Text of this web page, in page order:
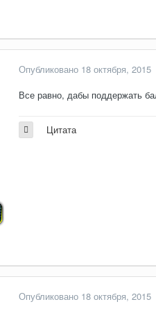
Опубликовано 18 октября, 2015
Все равно, дабы поддержать
Цитата
Опубликовано 18 октября, 2015